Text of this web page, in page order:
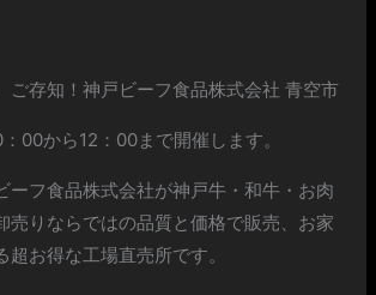
ご存知！神戸ビーフ食品株式会社 青空市
00から12：00まで開催します。
ーフ食品株式会社が神戸牛・和牛・お肉
売りならではの品質と価格で販売、お家
超お得な工場直売所です。